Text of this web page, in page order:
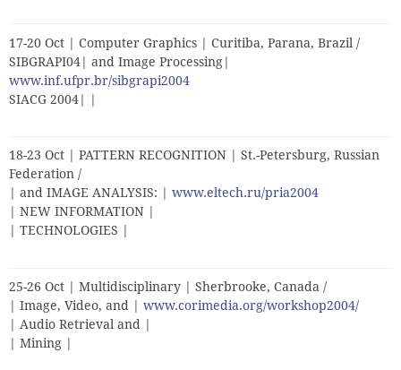
17-20 Oct | Computer Graphics | Curitiba, Parana, Brazil /
SIBGRAPI04| and Image Processing|
www.inf.ufpr.br/sibgrapi2004
SIACG 2004| |
18-23 Oct | PATTERN RECOGNITION | St.-Petersburg, Russian
Federation /
| and IMAGE ANALYSIS: | www.eltech.ru/pria2004
| NEW INFORMATION |
| TECHNOLOGIES |
25-26 Oct | Multidisciplinary | Sherbrooke, Canada /
| Image, Video, and | www.corimedia.org/workshop2004/
| Audio Retrieval and |
| Mining |